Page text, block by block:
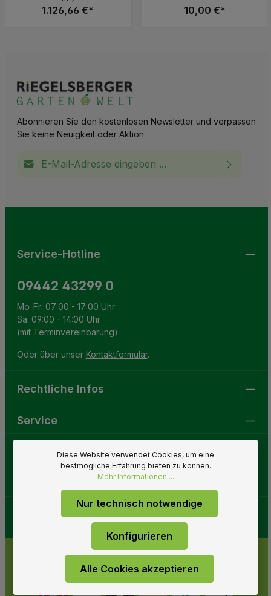
MODERN 23,04 m², 64
1.126,66 €*
FEINSTEINZEUG
10,00 €*
Abonnieren Sie den kostenlosen Newsletter und verpassen
Sie keine Neuigkeit oder Aktion.
Service-Hotline
09442 43299 0
Mo-Fr: 07:00 - 17:00 Uhr
Sa: 09:00 - 14:00 Uhr
(mit Terminvereinbarung)
Oder über unser Kontaktformular.
Rechtliche Infos
Service
GartenweltDiese Website verwendet Cookies, um eine
bestmögliche Erfahrung bieten zu können.
Mehr Informationen ...
Nur technisch notwendige
Konfigurieren
Alle Cookies akzeptieren